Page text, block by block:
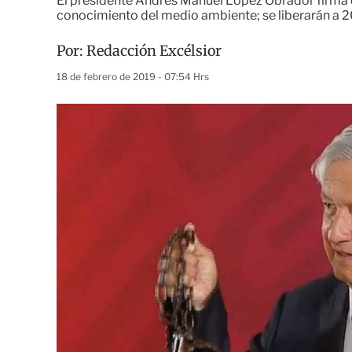
conocimiento del medio ambiente; se liberarán a
Por: Redacción Excélsior
18 de febrero de 2019 - 07:54 Hrs